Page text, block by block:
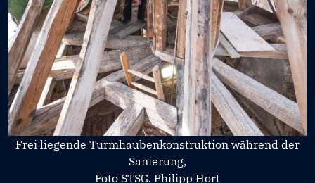
Frei liegende Turmhaubenkonstruktion während der
Sanierung,
Foto STSG, Philipp Hort